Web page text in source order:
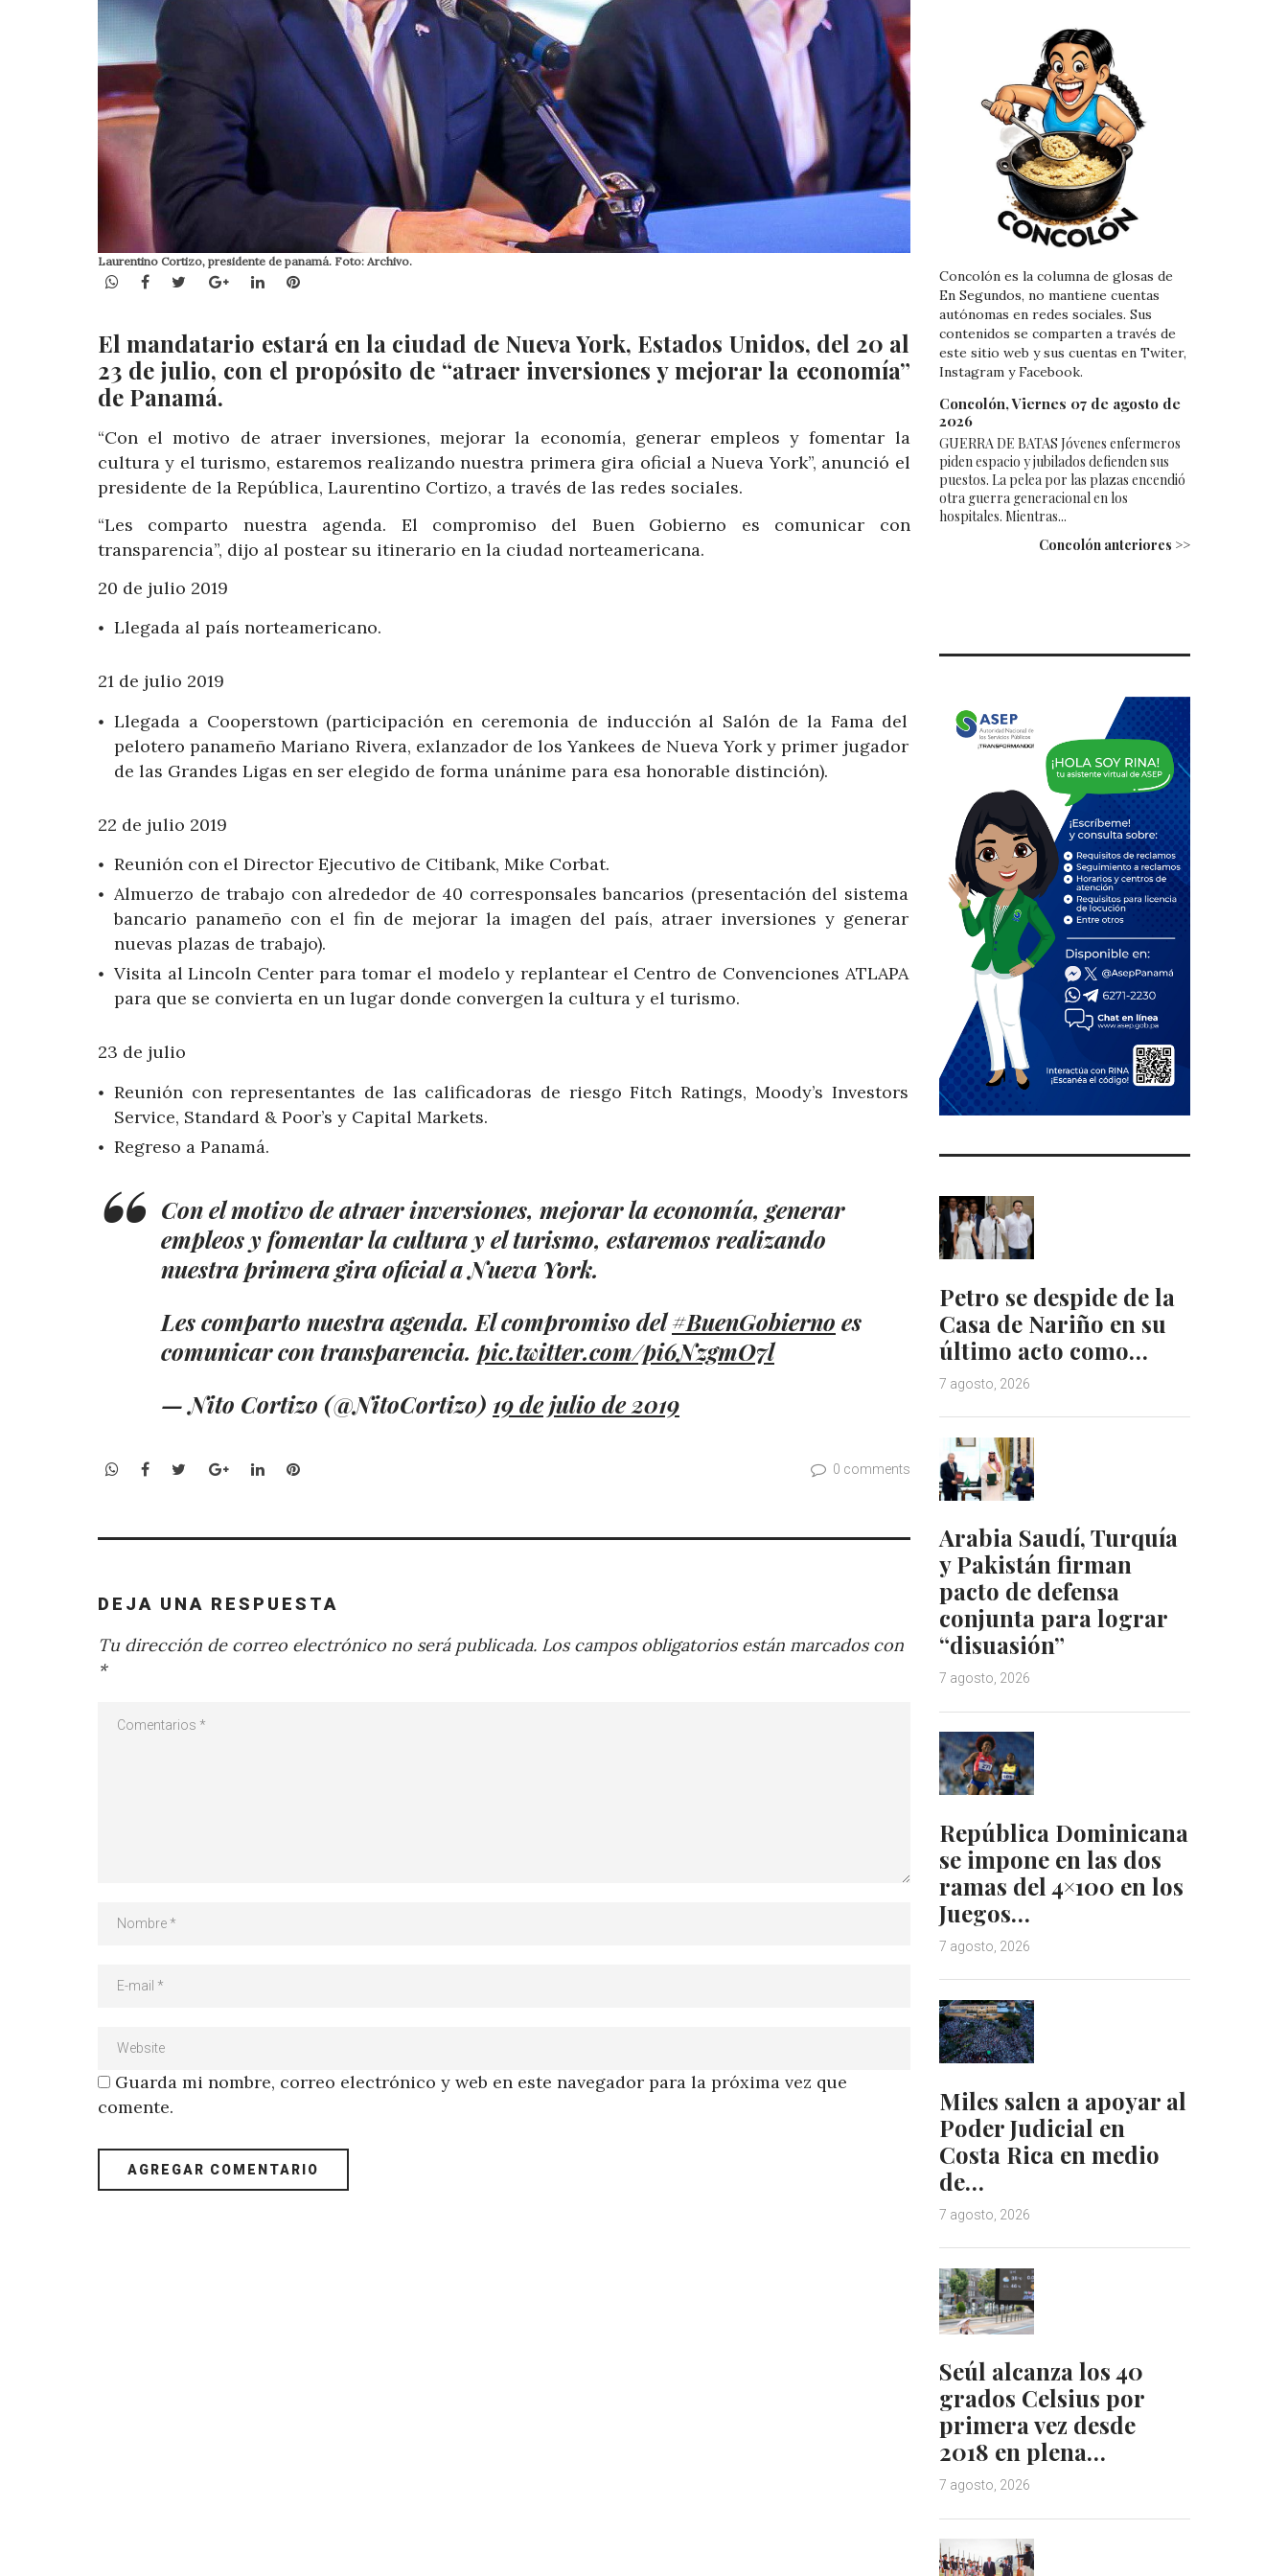
Laurentino Cortizo, presidente de panamá. Foto: Archivo.
WhatsApp
Facebook
TwitterGoogle+LinkedInPinterest
El mandatario estará en la ciudad de Nueva York, Estados Unidos, del 20 al
23 de julio, con el propósito de “atraer inversiones y mejorar la economía”
de Panamá.
“Con el motivo de atraer inversiones, mejorar la economía, generar empleos y fomentar la
cultura y el turismo, estaremos realizando nuestra primera gira oficial a Nueva York”, anunció el
presidente de la República, Laurentino Cortizo, a través de las redes sociales.
“Les comparto nuestra agenda. El compromiso del Buen Gobierno es comunicar con
transparencia”, dijo al postear su itinerario en la ciudad norteamericana.
20 de julio 2019
Llegada al país norteamericano.
21 de julio 2019
Llegada a Cooperstown (participación en ceremonia de inducción al Salón de la Fama del
pelotero panameño Mariano Rivera, exlanzador de los Yankees de Nueva York y primer jugador
de las Grandes Ligas en ser elegido de forma unánime para esa honorable distinción).
22 de julio 2019
Reunión con el Director Ejecutivo de Citibank, Mike Corbat.
Almuerzo de trabajo con alrededor de 40 corresponsales bancarios (presentación del sistema
bancario panameño con el fin de mejorar la imagen del país, atraer inversiones y generar
nuevas plazas de trabajo).
Visita al Lincoln Center para tomar el modelo y replantear el Centro de Convenciones ATLAPA
para que se convierta en un lugar donde convergen la cultura y el turismo.
23 de julio
Reunión con representantes de las calificadoras de riesgo Fitch Ratings, Moody’s Investors
Service, Standard & Poor’s y Capital Markets.
Regreso a Panamá.
Con el motivo de atraer inversiones, mejorar la economía, generar
empleos y fomentar la cultura y el turismo, estaremos realizando
nuestra primera gira oficial a Nueva York.
Les comparto nuestra agenda. El compromiso del#BuenGobierno es
comunicar con transparencia. pic.twitter.com/pi6NzgmO7l
— Nito Cortizo (@NitoCortizo) 19 de julio de 2019
WhatsApp
Facebook
TwitterGoogle+LinkedInPinterest 0 comments
DEJA UNA RESPUESTA
Tu dirección de correo electrónico no será publicada. Los campos obligatorios están marcados con
*
Guarda mi nombre, correo electrónico y web en este navegador para la próxima vez que
comente.
Concolón es la columna de glosas de
En Segundos, no mantiene cuentas
autónomas en redes sociales. Sus
contenidos se comparten a través de
este sitio web y sus cuentas en Twiter,
Instagram y Facebook.
Concolón, Viernes 07 de agosto de
2026
GUERRA DE BATAS Jóvenes enfermeros
piden espacio y jubilados defienden sus
puestos. La pelea por las plazas encendió
otra guerra generacional en los
hospitales. Mientras...
Concolón anteriores >>
Petro se despide de la
Casa de Nariño en su
último acto como…
7 agosto, 2026
Arabia Saudí, Turquía
y Pakistán firman
pacto de defensa
conjunta para lograr
“disuasión”
7 agosto, 2026
República Dominicana
se impone en las dos
ramas del 4×100 en los
Juegos…
7 agosto, 2026
Miles salen a apoyar al
Poder Judicial en
Costa Rica en medio
de…
7 agosto, 2026
Seúl alcanza los 40
grados Celsius por
primera vez desde
2018 en plena…
7 agosto, 2026